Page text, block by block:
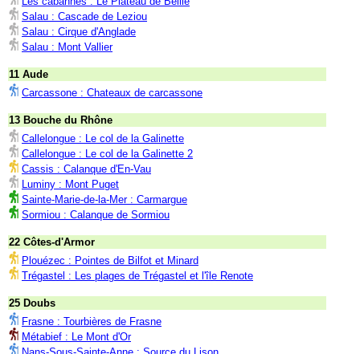
Salau : Cascade de Leziou
Salau : Cirque d'Anglade
Salau : Mont Vallier
11 Aude
Carcassone : Chateaux de carcassone
13 Bouche du Rhône
Callelongue : Le col de la Galinette
Callelongue : Le col de la Galinette 2
Cassis : Calanque d'En-Vau
Luminy : Mont Puget
Sainte-Marie-de-la-Mer : Carmargue
Sormiou : Calanque de Sormiou
22 Côtes-d'Armor
Plouézec : Pointes de Bilfot et Minard
Trégastel : Les plages de Trégastel et l'île Renote
25 Doubs
Frasne : Tourbières de Frasne
Métabief : Le Mont d'Or